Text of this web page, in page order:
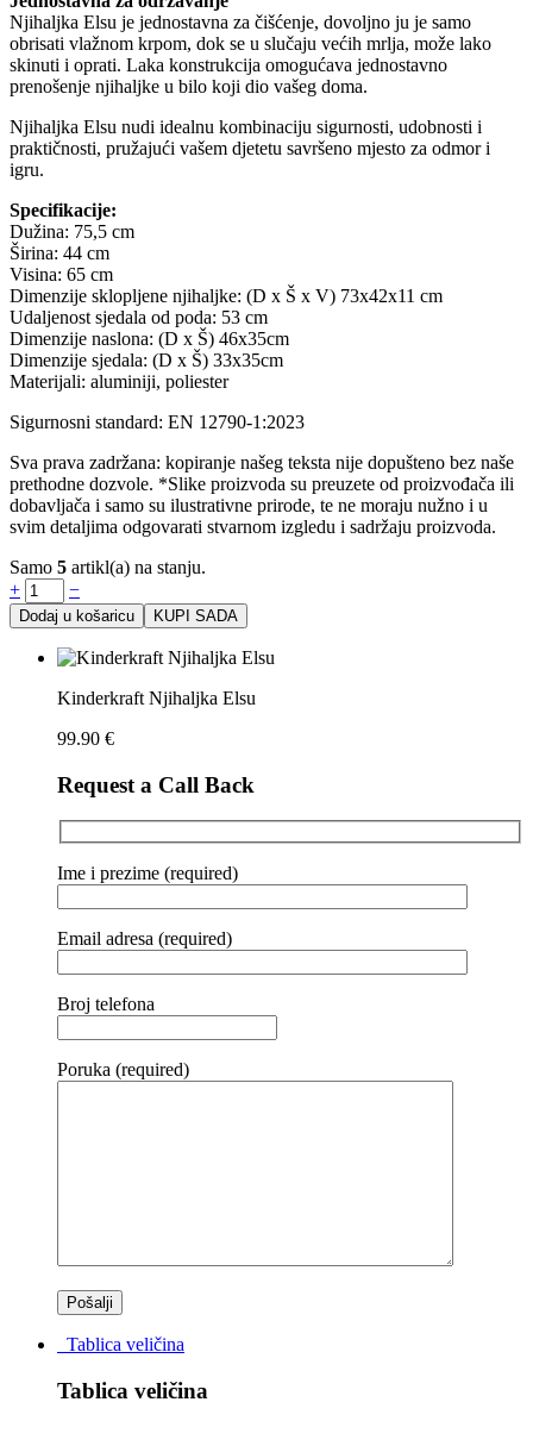
Njihaljka Elsu je jednostavna za čišćenje, dovoljno ju je samo
obrisati vlažnom krpom, dok se u slučaju većih mrlja, može lako
skinuti i oprati. Laka konstrukcija omogućava jednostavno
prenošenje njihaljke u bilo koji dio vašeg doma.
Njihaljka Elsu nudi idealnu kombinaciju sigurnosti, udobnosti i
praktičnosti, pružajući vašem djetetu savršeno mjesto za odmor i
igru.
Specifikacije:
Dužina: 75,5 cm
Širina: 44 cm
Visina: 65 cm
Dimenzije sklopljene njihaljke: (D x Š x V) 73x42x11 cm
Udaljenost sjedala od poda: 53 cm
Dimenzije naslona: (D x Š) 46x35cm
Dimenzije sjedala: (D x Š) 33x35cm
Materijali: aluminiji, poliester
Sigurnosni standard: EN 12790-1:2023
Sva prava zadržana: kopiranje našeg teksta nije dopušteno bez naše
prethodne dozvole. *Slike proizvoda su preuzete od proizvođača ili
dobavljača i samo su ilustrativne prirode, te ne moraju nužno i u
svim detaljima odgovarati stvarnom izgledu i sadržaju proizvoda.
Samo 5 artikl(a) na stanju.
+
−
Dodaj u košaricu KUPI SADA
Kinderkraft Njihaljka Elsu
99.90 €
Request a Call Back
Ime i prezime (required)
Email adresa (required)
Broj telefona
Poruka (required)
Tablica veličina
Tablica veličina